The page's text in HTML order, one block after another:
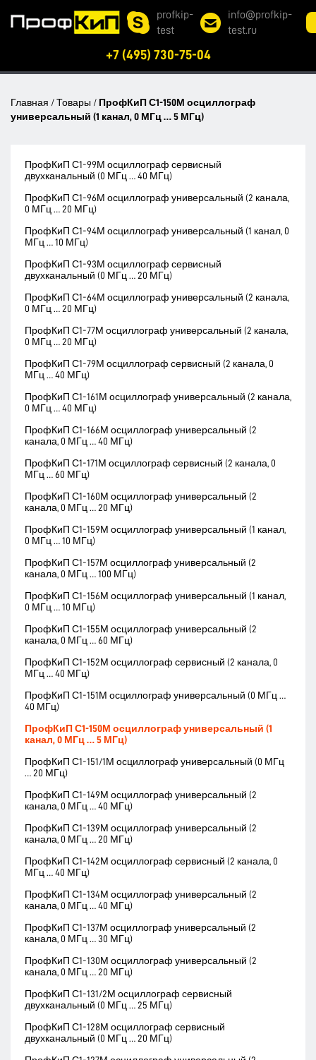
profkip-
test
info@profkip-
test.ru
+7 (495) 730-75-04
Главная / Товары / ПрофКиП С1-150М осциллограф
универсальный (1 канал, 0 МГц … 5 МГц)
ПрофКиП С1-99М осциллограф сервисный
двухканальный (0 МГц … 40 МГц)
ПрофКиП С1-96М осциллограф универсальный (2 канала,
0 МГц … 20 МГц)
ПрофКиП С1-94М осциллограф универсальный (1 канал, 0
МГц … 10 МГц)
ПрофКиП С1-93М осциллограф сервисный
двухканальный (0 МГц … 20 МГц)
ПрофКиП С1-64М осциллограф универсальный (2 канала,
0 МГц … 20 МГц)
ПрофКиП С1-77М осциллограф универсальный (2 канала,
0 МГц … 20 МГц)
ПрофКиП С1-79М осциллограф сервисный (2 канала, 0
МГц … 40 МГц)
ПрофКиП С1-161М осциллограф универсальный (2 канала,
0 МГц … 40 МГц)
ПрофКиП С1-166М осциллограф универсальный (2
канала, 0 МГц … 40 МГц)
ПрофКиП С1-171М осциллограф сервисный (2 канала, 0
МГц … 60 МГц)
ПрофКиП С1-160М осциллограф универсальный (2
канала, 0 МГц … 20 МГц)
ПрофКиП С1-159М осциллограф универсальный (1 канал,
0 МГц … 10 МГц)
ПрофКиП С1-157М осциллограф универсальный (2
канала, 0 МГц … 100 МГц)
ПрофКиП С1-156М осциллограф универсальный (1 канал,
0 МГц … 10 МГц)
ПрофКиП С1-155М осциллограф универсальный (2
канала, 0 МГц … 60 МГц)
ПрофКиП С1-152М осциллограф сервисный (2 канала, 0
МГц … 40 МГц)
ПрофКиП С1-151М осциллограф универсальный (0 МГц …
40 МГц)
ПрофКиП С1-150М осциллограф универсальный (1
канал, 0 МГц … 5 МГц)
ПрофКиП С1-151/1М осциллограф универсальный (0 МГц
… 20 МГц)
ПрофКиП С1-149М осциллограф универсальный (2
канала, 0 МГц … 40 МГц)
ПрофКиП С1-139М осциллограф универсальный (2
канала, 0 МГц … 20 МГц)
ПрофКиП С1-142М осциллограф сервисный (2 канала, 0
МГц … 40 МГц)
ПрофКиП С1-134М осциллограф универсальный (2
канала, 0 МГц … 40 МГц)
ПрофКиП С1-137М осциллограф универсальный (2
канала, 0 МГц … 30 МГц)
ПрофКиП С1-130М осциллограф универсальный (2
канала, 0 МГц … 20 МГц)
ПрофКиП С1-131/2М осциллограф сервисный
двухканальный (0 МГц … 25 МГц)
ПрофКиП С1-128М осциллограф сервисный
двухканальный (0 МГц … 20 МГц)